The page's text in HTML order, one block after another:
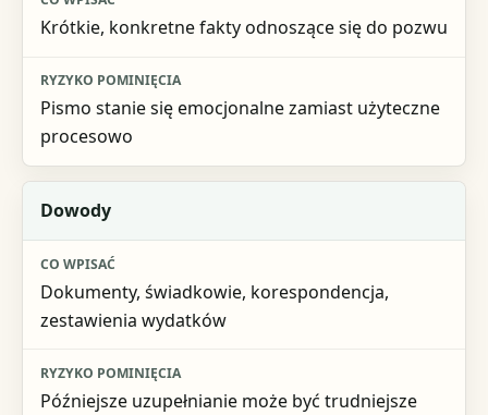
Krótkie, konkretne fakty odnoszące się do pozwu
Pismo stanie się emocjonalne zamiast użyteczne
procesowo
Dowody
Dokumenty, świadkowie, korespondencja,
zestawienia wydatków
Późniejsze uzupełnianie może być trudniejsze